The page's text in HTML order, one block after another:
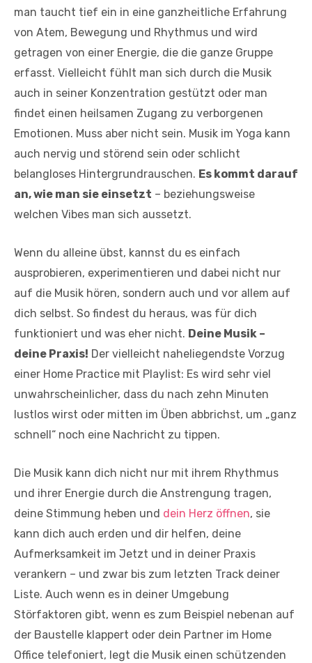
man taucht tief ein in eine ganzheitliche Erfahrung
von Atem, Bewegung und Rhythmus und wird
getragen von einer Energie, die die ganze Gruppe
erfasst. Vielleicht fühlt man sich durch die Musik
auch in seiner Konzentration gestützt oder man
findet einen heilsamen Zugang zu verborgenen
Emotionen. Muss aber nicht sein. Musik im Yoga kann
auch nervig und störend sein oder schlicht
belangloses Hintergrundrauschen. Es kommt darauf
an, wie man sie einsetzt – beziehungsweise
welchen Vibes man sich aussetzt.
Wenn du alleine übst, kannst du es einfach
ausprobieren, experimentieren und dabei nicht nur
auf die Musik hören, sondern auch und vor allem auf
dich selbst. So findest du heraus, was für dich
funktioniert und was eher nicht. Deine Musik –
deine Praxis! Der vielleicht naheliegendste Vorzug
einer Home Practice mit Playlist: Es wird sehr viel
unwahrscheinlicher, dass du nach zehn Minuten
lustlos wirst oder mitten im Üben abbrichst, um „ganz
schnell“ noch eine Nachricht zu tippen.
Die Musik kann dich nicht nur mit ihrem Rhythmus
und ihrer Energie durch die Anstrengung tragen,
deine Stimmung heben und dein Herz öffnen, sie
kann dich auch erden und dir helfen, deine
Aufmerksamkeit im Jetzt und in deiner Praxis
verankern – und zwar bis zum letzten Track deiner
Liste. Auch wenn es in deiner Umgebung
Störfaktoren gibt, wenn es zum Beispiel nebenan auf
der Baustelle klappert oder dein Partner im Home
Office telefoniert, legt die Musik einen schützenden